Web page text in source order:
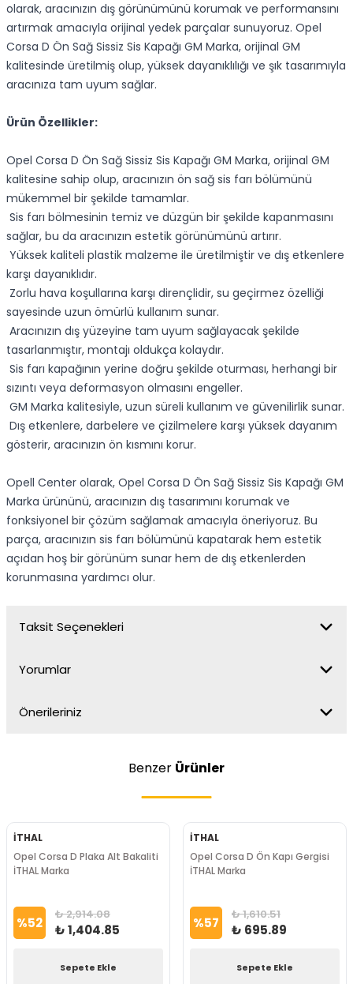
olarak, aracınızın dış görünümünü korumak ve performansını
artırmak amacıyla orijinal yedek parçalar sunuyoruz. Opel
Corsa D Ön Sağ Sissiz Sis Kapağı GM Marka, orijinal GM
kalitesinde üretilmiş olup, yüksek dayanıklılığı ve şık tasarımıyla
aracınıza tam uyum sağlar.
Ürün Özellikler:
Opel Corsa D Ön Sağ Sissiz Sis Kapağı GM Marka, orijinal GM
kalitesine sahip olup, aracınızın ön sağ sis farı bölümünü
mükemmel bir şekilde tamamlar.
Sis farı bölmesinin temiz ve düzgün bir şekilde kapanmasını
sağlar, bu da aracınızın estetik görünümünü artırır.
Yüksek kaliteli plastik malzeme ile üretilmiştir ve dış etkenlere
karşı dayanıklıdır.
Zorlu hava koşullarına karşı dirençlidir, su geçirmez özelliği
sayesinde uzun ömürlü kullanım sunar.
Aracınızın dış yüzeyine tam uyum sağlayacak şekilde
tasarlanmıştır, montajı oldukça kolaydır.
Sis farı kapağının yerine doğru şekilde oturması, herhangi bir
sızıntı veya deformasyon olmasını engeller.
GM Marka kalitesiyle, uzun süreli kullanım ve güvenilirlik sunar.
Dış etkenlere, darbelere ve çizilmelere karşı yüksek dayanım
gösterir, aracınızın ön kısmını korur.
Opell Center olarak, Opel Corsa D Ön Sağ Sissiz Sis Kapağı GM
Marka ürününü, aracınızın dış tasarımını korumak ve
fonksiyonel bir çözüm sağlamak amacıyla öneriyoruz. Bu
parça, aracınızın sis farı bölümünü kapatarak hem estetik
açıdan hoş bir görünüm sunar hem de dış etkenlerden
korunmasına yardımcı olur.
Taksit Seçenekleri
Yorumlar
Önerileriniz
Benzer Ürünler
İTHAL
Opel Corsa D Plaka Alt Bakaliti
İTHAL Marka
%52 ₺ 2,914.08
₺ 1,404.85
Sepete Ekle
İTHAL
Opel Corsa D Ön Kapı Gergisi
İTHAL Marka
%57 ₺ 1,610.51
₺ 695.89
Sepete Ekle